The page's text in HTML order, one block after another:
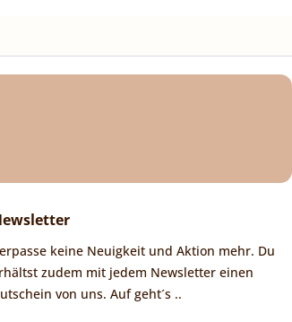
keine Neuigkeit und Aktion mehr. Du
zudem mit jedem Newsletter einen
von uns. Auf geht´s ..